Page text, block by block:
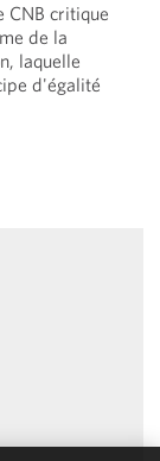
CNB critique
de la
laquelle
d'égalité